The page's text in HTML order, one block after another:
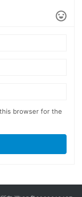
browser for the